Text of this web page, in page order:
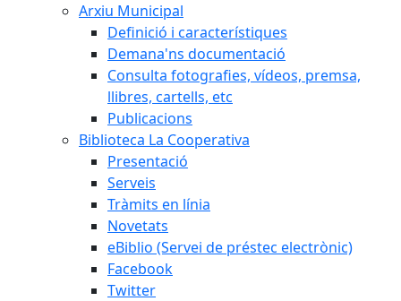
Arxiu Municipal
Definició i característiques
Demana'ns documentació
Consulta fotografies, vídeos, premsa,
llibres, cartells, etc
Publicacions
Biblioteca La Cooperativa
Presentació
Serveis
Tràmits en línia
Novetats
eBiblio (Servei de préstec electrònic)
Facebook
Twitter